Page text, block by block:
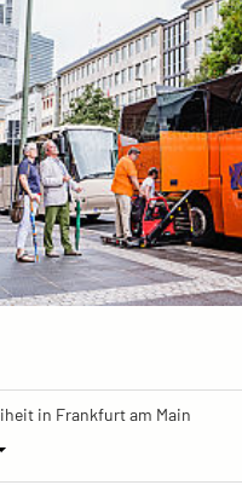
in Frankfurt am Main